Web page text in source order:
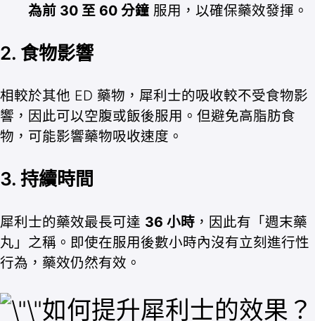
為前 30 至 60 分鐘 服用，以確保藥效發揮。
2. 食物影響
相較於其他 ED 藥物，犀利士的吸收較不受食物影
響，因此可以空腹或飯後服用。但避免高脂肪食
物，可能影響藥物吸收速度。
3. 持續時間
犀利士的藥效最長可達 36 小時 ，因此有「週末藥
丸」之稱。即使在服用後數小時內沒有立刻進行性
行為，藥效仍然有效。
如何提升犀利士的效果？